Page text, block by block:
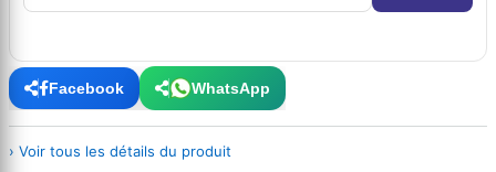
Facebook WhatsApp
› Voir tous les détails du produit